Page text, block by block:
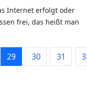
Internet erfolgt oder
frei, das heißt man
29 30 31